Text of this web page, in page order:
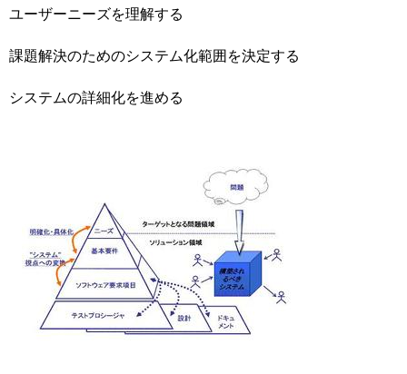
ユーザーニーズを理解する
課題解決のためのシステム化範囲を決定する
システムの詳細化を進める